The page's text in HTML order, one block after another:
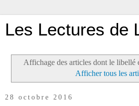
Les Lectures de
Affichage des articles dont le libellé
Afficher tous les
28 octobre 2016